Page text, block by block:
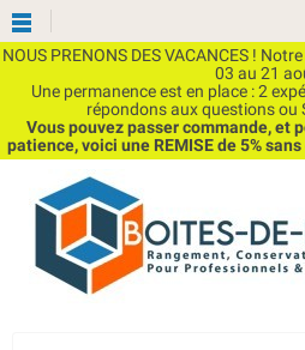
NOUS PRENONS DES VACANCES !
03 au 21
Une permanence est en place : 2
répondons aux questions ou
Vous pouvez passer commande, et
patience, voici une REMISE de 5%